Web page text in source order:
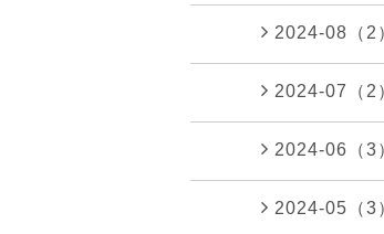
2024-08（2
2024-07（2
2024-06（3
2024-05（3